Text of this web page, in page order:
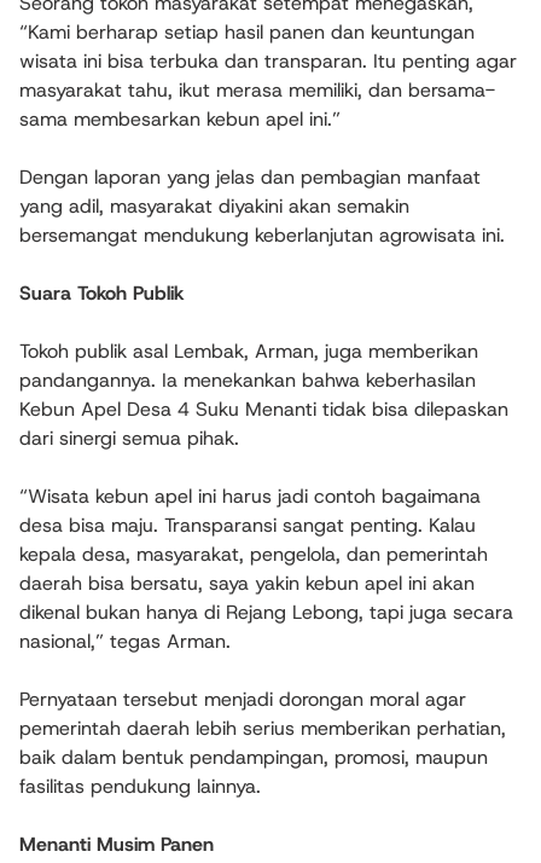
“Kami berharap setiap hasil panen dan keuntungan
wisata ini bisa terbuka dan transparan. Itu penting agar
masyarakat tahu, ikut merasa memiliki, dan bersama-
sama membesarkan kebun apel ini.”
Dengan laporan yang jelas dan pembagian manfaat
yang adil, masyarakat diyakini akan semakin
bersemangat mendukung keberlanjutan agrowisata ini.
Suara Tokoh Publik
Tokoh publik asal Lembak, Arman, juga memberikan
pandangannya. Ia menekankan bahwa keberhasilan
Kebun Apel Desa 4 Suku Menanti tidak bisa dilepaskan
dari sinergi semua pihak.
“Wisata kebun apel ini harus jadi contoh bagaimana
desa bisa maju. Transparansi sangat penting. Kalau
kepala desa, masyarakat, pengelola, dan pemerintah
daerah bisa bersatu, saya yakin kebun apel ini akan
dikenal bukan hanya di Rejang Lebong, tapi juga secara
nasional,” tegas Arman.
Pernyataan tersebut menjadi dorongan moral agar
pemerintah daerah lebih serius memberikan perhatian,
baik dalam bentuk pendampingan, promosi, maupun
fasilitas pendukung lainnya.
Menanti Musim Panen